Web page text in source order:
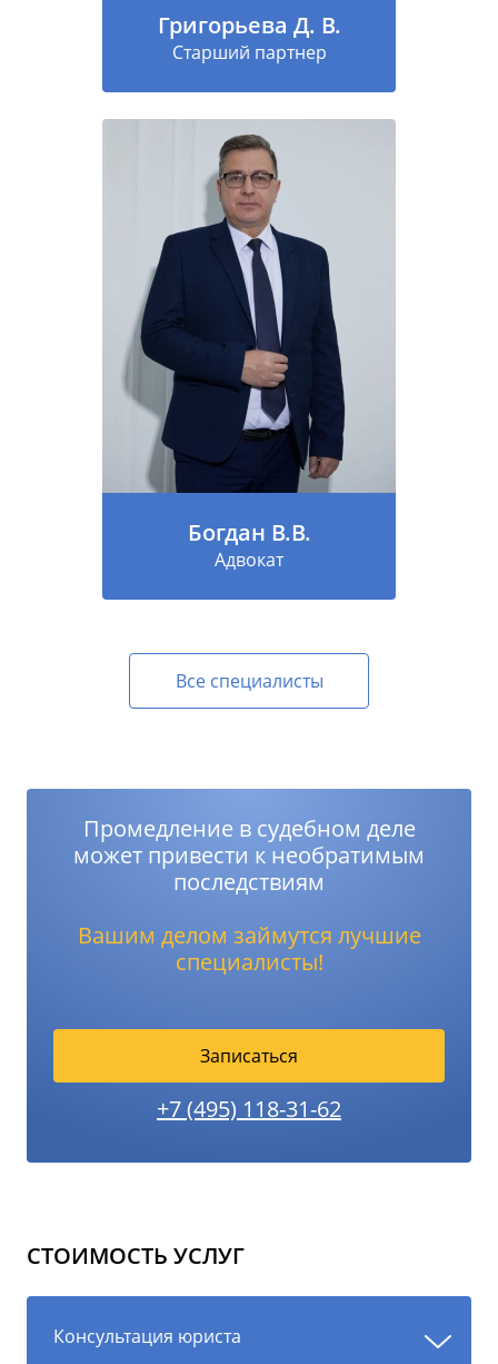
Григорьева Д. В.
Старший партнер
Богдан В.В.
Адвокат
Все специалисты
Промедление в судебном деле
может привести к необратимым
последствиям
Вашим делом займутся лучшие
специалисты!
Записаться
+7 (495) 118-31-62
СТОИМОСТЬ УСЛУГ
Консультация юриста